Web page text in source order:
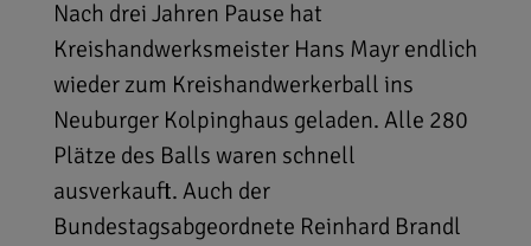
Nach drei Jahren Pause hat
Kreishandwerksmeister Hans Mayr endlich
wieder zum Kreishandwerkerball ins
Neuburger Kolpinghaus geladen. Alle 280
Plätze des Balls waren schnell
ausverkauft. Auch der
Bundestagsabgeordnete Reinhard Brandl